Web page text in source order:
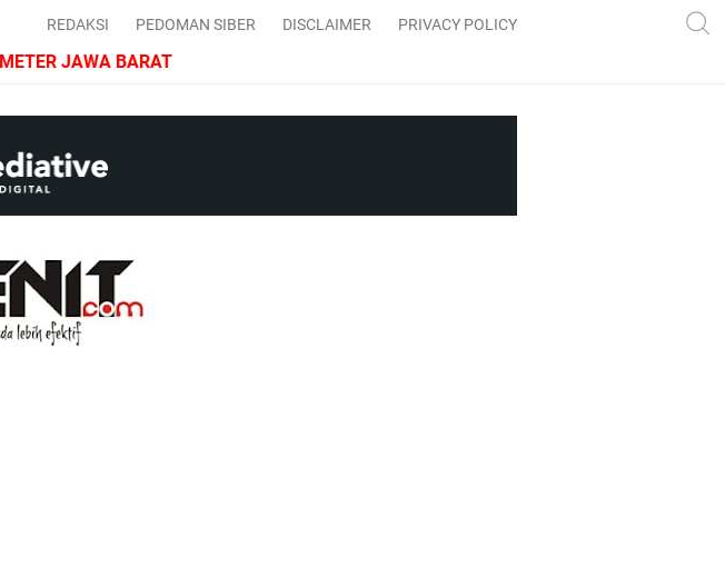
REDAKSI PEDOMAN SIBER DISCLAIMER PRIVACY POLICY
JAWA BARAT